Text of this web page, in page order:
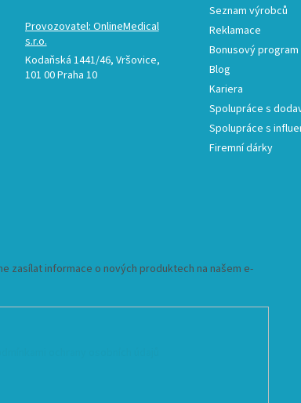
Provozovatel: OnlineMedical
s.r.o.
Kodaňská 1441/46, Vršovice,
101 00 Praha 10
Seznam výrobců
Reklamace
Bonusový program
Blog
Kariera
Spolupráce s
Spolupráce s
Firemní dárky
zasílat informace o nových produktech na našem e-